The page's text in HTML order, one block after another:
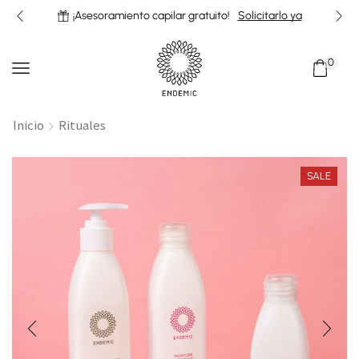
¡Asesoramiento capilar gratuito! Solicitarlo ya
0
Inicio Rituales
SALE